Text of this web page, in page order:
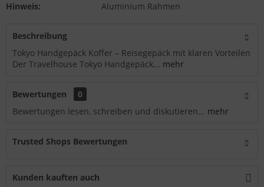
Hinweis:
Aluminium Rahmen
Beschreibung
Tokyo Handgepäck Koffer – Reisegepäck mit klaren Vorteilen
Der Travelhouse Tokyo Handgepäck... mehr
Bewertungen
0
Bewertungen lesen, schreiben und diskutieren... mehr
Trusted Shops Bewertungen
Kunden kauften auch